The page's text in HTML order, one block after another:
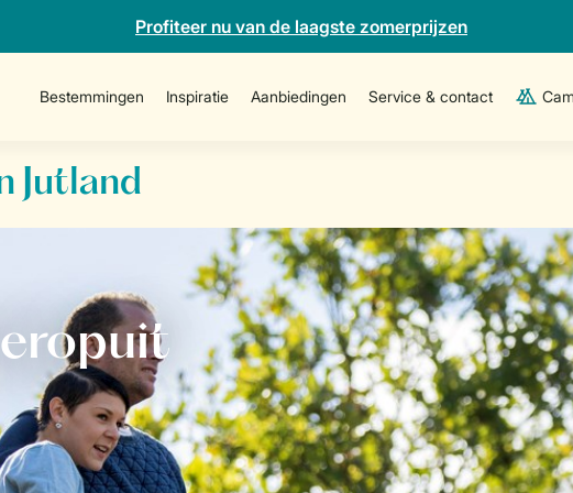
Profiteer nu van de laagste zomerprijzen
Bestemmingen Inspiratie Aanbiedingen Service & contact
Jutland
eropuit